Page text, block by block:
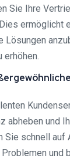
Sie Ihre
ermöglicht
Lösungen
erhöhen.
abheben und
Sie schnell auf
und